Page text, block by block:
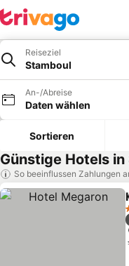
Reiseziel
Stamboul
An-/Abreise
Daten wählen
Sortieren
Günstige Hotels
So beeinflussen Zahlungen